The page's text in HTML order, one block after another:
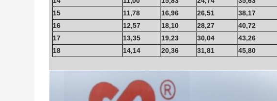
15
11,78 16,96 26,51 38,17
16
12,57 18,10 28,27 40,72
17
13,35 19,23 30,04 43,26
18
14,14 20,36 31,81 45,80